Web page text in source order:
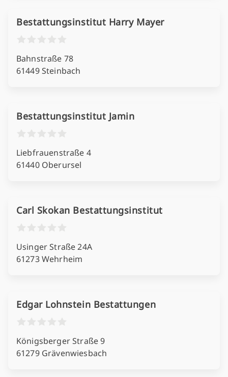
Bestattungsinstitut Harry Mayer
Bahnstraße 78
61449 Steinbach
Bestattungsinstitut Jamin
Liebfrauenstraße 4
61440 Oberursel
Carl Skokan Bestattungsinstitut
Usinger Straße 24A
61273 Wehrheim
Edgar Lohnstein Bestattungen
Königsberger Straße 9
61279 Grävenwiesbach